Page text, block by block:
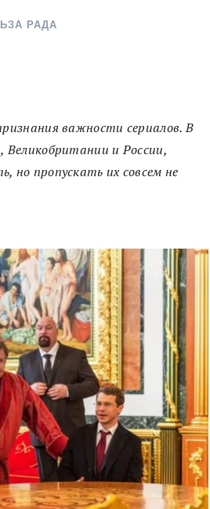
РАДА
важности сериалов. В
Великобритании и России,
но пропускать их совсем не